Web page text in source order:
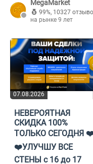
MegaMarket
99%, 10327
на рынке 9 лет
07.08.2026
НЕВЕРОЯТНАЯ
СКИДКА 100%
ТОЛЬКО СЕГОДНЯ
❤️УЛУЧШУ ВСЕ
СТЕНЫ с 16 до 17